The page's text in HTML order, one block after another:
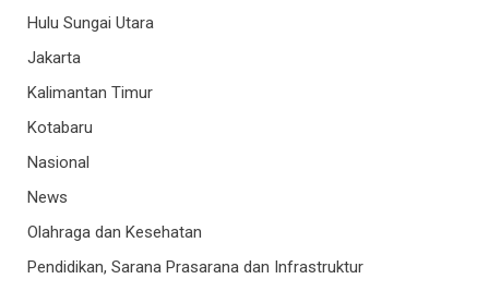
Hulu Sungai Utara
Jakarta
Kalimantan Timur
Kotabaru
Nasional
News
Olahraga dan Kesehatan
Pendidikan, Sarana Prasarana dan Infrastruktur